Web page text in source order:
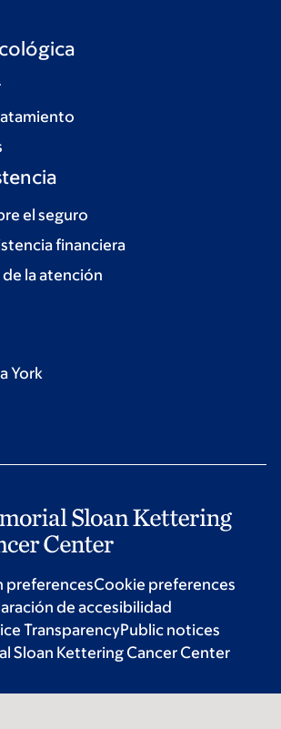
el seguro
financiera
la atención
York
preferencesCookie preferences
de accesibilidad
TransparencyPublic notices
Sloan Kettering Cancer Center